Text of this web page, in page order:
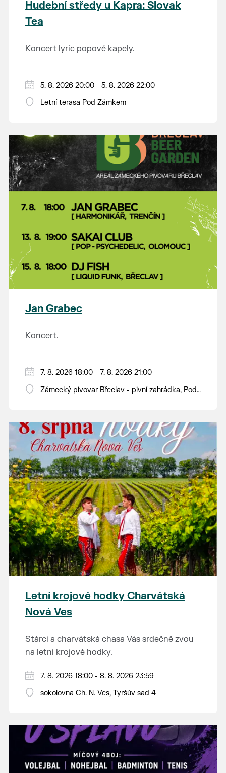
Hudební středy u Kapra: Slovak
Tea
Koncert lyric popové kapely.
5. 8. 2026 20:00 - 5. 8. 2026 22:00
Letní terasa Pod Zámkem
Jan Grabec
Koncert.
7. 8. 2026 18:00 - 7. 8. 2026 21:00
Zámecký pivovar Břeclav - pivní zahrádka, Pod
Letní krojové hodky Charvátská
Nová Ves
Stárci a charvátská chasa Vás srdečně zvou
na letní krojové hodky.
PÁTEK 7. srpna
18:00 - ruční stavění máje
14:00 - krojový průvod pro stárky od
hostince “U Buvola”
16:00 - odpolední zábava na sokolovně
21:00 - večerní zábava
7. 8. 2026 18:00 - 8. 8. 2026 23:59
sokolovna Ch. N. Ves, Tyršův sad 4